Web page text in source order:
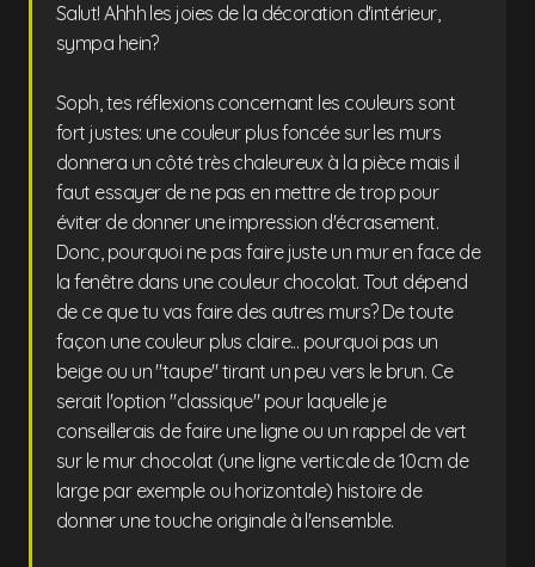
Salut! Ahhh les joies de la décoration d'intérieur,
sympa hein?
Soph, tes réflexions concernant les couleurs sont
fort justes: une couleur plus foncée sur les murs
donnera un côté très chaleureux à la pièce mais il
faut essayer de ne pas en mettre de trop pour
éviter de donner une impression d'écrasement.
Donc, pourquoi ne pas faire juste un mur en face de
la fenêtre dans une couleur chocolat. Tout dépend
de ce que tu vas faire des autres murs? De toute
façon une couleur plus claire... pourquoi pas un
beige ou un "taupe" tirant un peu vers le brun. Ce
serait l'option "classique" pour laquelle je
conseillerais de faire une ligne ou un rappel de vert
sur le mur chocolat (une ligne verticale de 10cm de
large par exemple ou horizontale) histoire de
donner une touche originale à l'ensemble.